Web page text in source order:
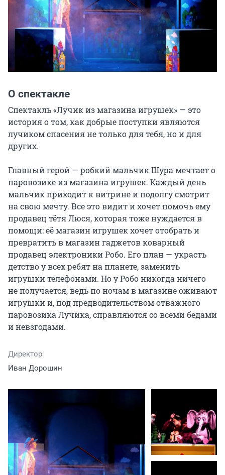
О спектакле
Спектакль «Лучик из магазина игрушек» — это
история о том, как добрые поступки являются
лучиком спасения не только для тебя, но и для
других.
Главный герой — робкий мальчик Шура мечтает о
паровозике из магазина игрушек. Каждый день
мальчик приходит к витрине и подолгу смотрит
на свою мечту. Все это видит и хочет помочь ему
продавец тётя Люся, которая тоже нуждается в
помощи: её магазин игрушек хочет отобрать и
превратить в магазин гаджетов коварный
продавец электроники Робо. Его план — украсть
детство у всех ребят на планете, заменить
игрушки телефонами. Но у Робо никогда ничего
не получается, ведь по ночам в магазине оживают
игрушки и, под предводительством отважного
паровозика Лучика, справляются со всеми бедами
и невзгодами.
Директор:
Иван Дорошин